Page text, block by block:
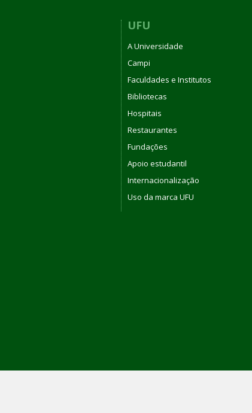
UFU
A Universidade
Campi
Faculdades e Institutos
Bibliotecas
Hospitais
Restaurantes
Fundações
Apoio estudantil
Internacionalização
Uso da marca UFU